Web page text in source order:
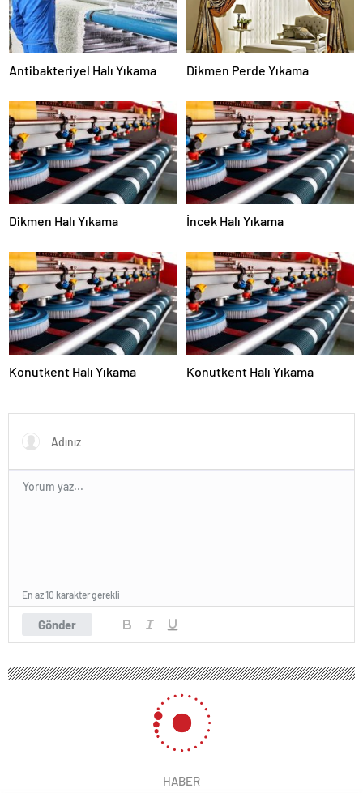
Antibakteriyel Halı Yıkama Dikmen Perde Yıkama
Dikmen Halı Yıkama İncek Halı Yıkama
Konutkent Halı Yıkama Konutkent Halı Yıkama
Gönder
En az 10 karakter gerekli
HABER